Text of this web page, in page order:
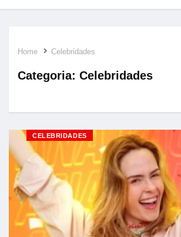
Home Celebridades
Categoria: Celebridades
CELEBRIDADES